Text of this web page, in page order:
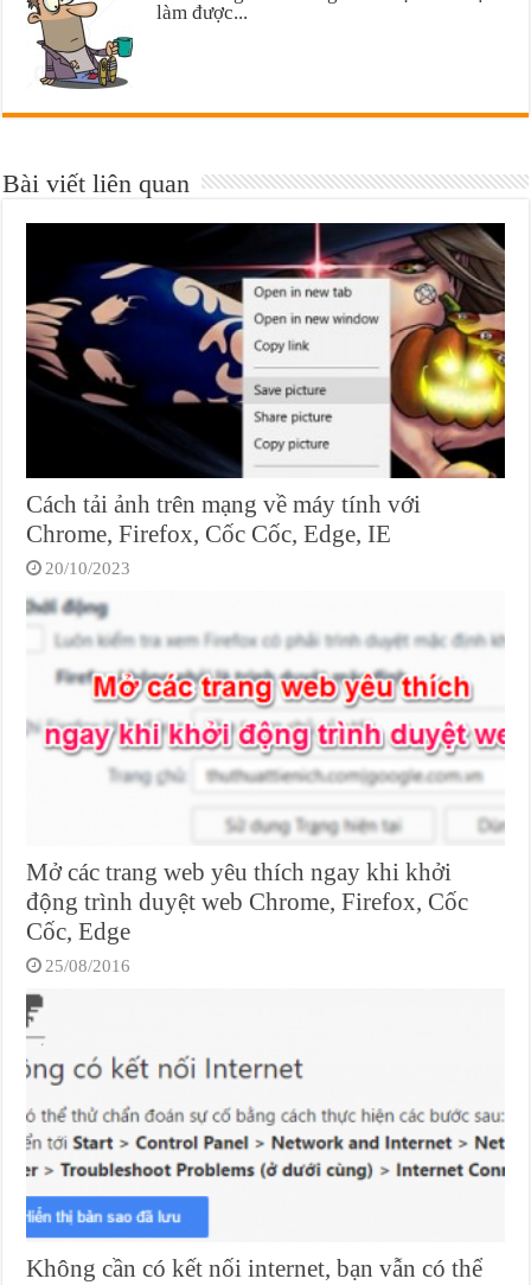
làm được...
Bài viết liên quan
Cách tải ảnh trên mạng về máy tính với
Chrome, Firefox, Cốc Cốc, Edge, IE
20/10/2023
Mở các trang web yêu thích ngay khi khởi
động trình duyệt web Chrome, Firefox, Cốc
Cốc, Edge
25/08/2016
Không cần có kết nối internet, bạn vẫn có thể